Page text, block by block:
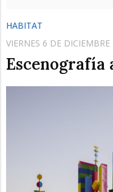
HÁBITAT
VIERNES 6 DE